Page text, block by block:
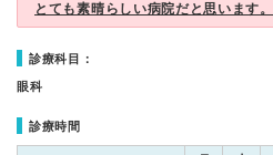
とても素晴らしい病院だと思います。
診療科目：
眼科
診療時間